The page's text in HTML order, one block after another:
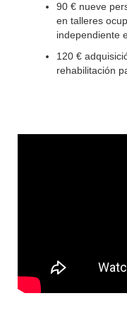
90 € nueve
en talleres
independiente
120 €
rehabilitación